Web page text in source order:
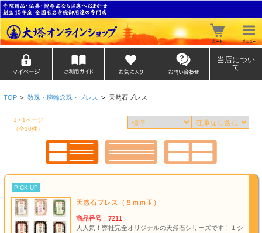
当店につい
て
TOP > 数珠・腕輪念珠・ブレス > 天然石ブレス
1 / 1ページ
（全10件）
PICK UP
天然石ブレス（８ｍｍ玉）
商品番号：7211
大人気！弊社完全オリジナルの天然石シリーズです！１シ